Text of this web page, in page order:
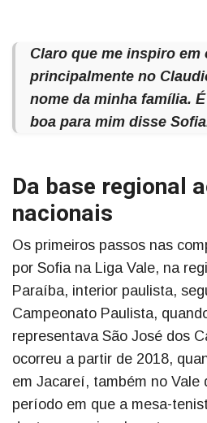
Claro que me inspiro
principalmente no
nome da minha família.
boa para mim disse
Da base regional
nacionais
Os primeiros passos nas
por Sofia na Liga Vale, na
Paraíba, interior paulista,
Campeonato Paulista,
representava São José dos
ocorreu a partir de 2018,
em Jacareí, também no Vale
período em que a mesa-